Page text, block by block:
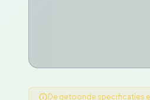
De getoonde specificaties